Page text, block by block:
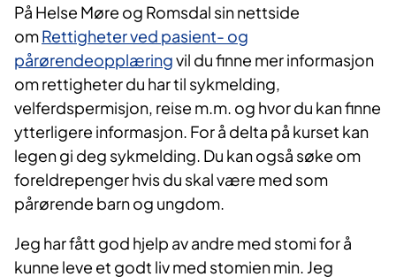
På Helse Møre og Romsdal sin nettside
omRettigheter ved pasient- og
pårørendeopplæring​ vil du finne mer informasjon
om rettigheter du har til sykmelding,
velferdspermisjon, reise m.m. og hvor du kan finne
ytterligere informasjon. For å delta på kurset kan
legen gi deg sykmelding. Du kan også søke om
foreldrepenger hvis du skal være med som
pårørende barn og ungdom.
Jeg har fått god hjelp av andre med stomi for å
kunne leve et godt liv med stomien min. Jeg